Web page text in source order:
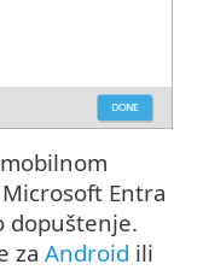
Entra
dopuštenje.
za Android ili